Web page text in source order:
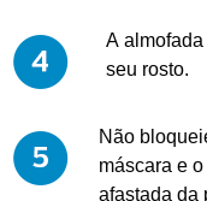
A
seu rosto.
Não
máscara e
afastada da